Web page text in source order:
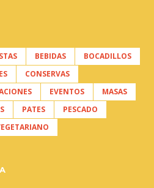
BEBIDAS
BOCADILLOS
CONSERVAS
EVENTOS
MASAS
PATES
PESCADO